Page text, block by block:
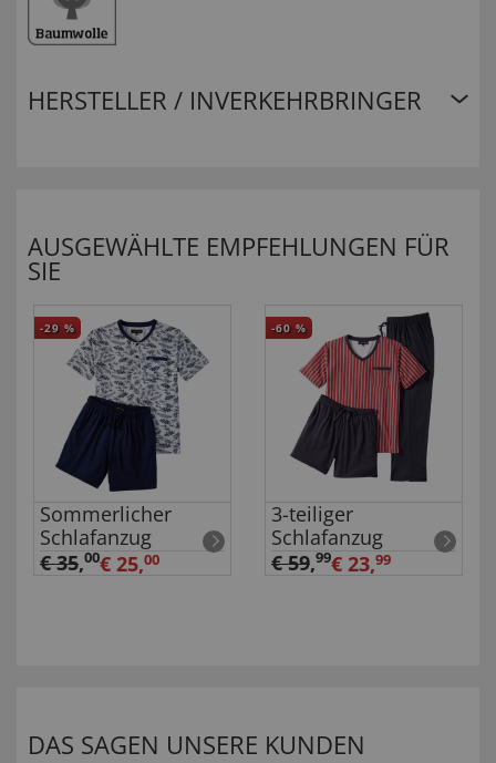
HERSTELLER / INVERKEHRBRINGER
AUSGEWÄHLTE EMPFEHLUNGEN FÜR
SIE
-29 %
Sommerlicher
Schlafanzug
€ 35,00€ 25,00
-60 %
3-teiliger
Schlafanzug
€ 59,99€ 23,99
DAS SAGEN UNSERE KUNDEN